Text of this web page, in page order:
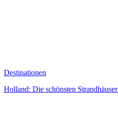
Destinationen
Holland: Die schönsten